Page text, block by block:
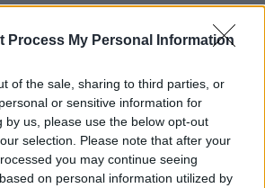
Process My Personal Information
of the sale, sharing to third parties, or
or sensitive information for
by us, please use the below opt-out
selection. Please note that after your
you may continue seeing
on personal information utilized by